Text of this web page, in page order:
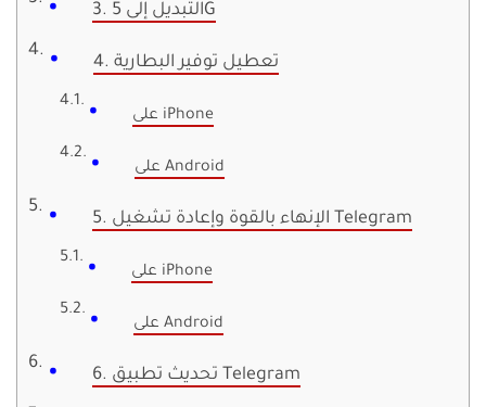
3. التبديل إلى 5G
4. تعطيل توفير البطارية
على iPhone
على Android
5. الإنهاء بالقوة وإعادة تشغيل Telegram
على iPhone
على Android
6. تحديث تطبيق Telegram